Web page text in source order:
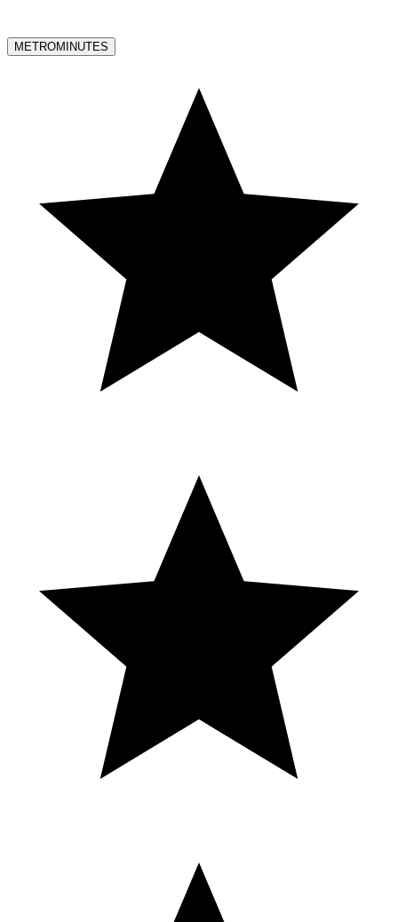
METROMINUTES